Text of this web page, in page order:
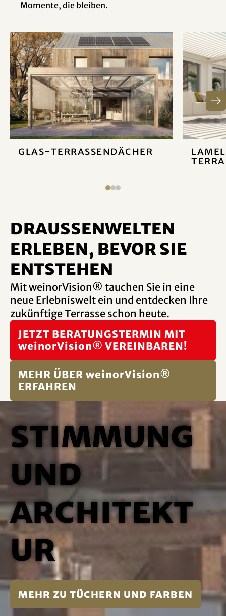
Momente, die bleiben.
Glas-Terrassendächer
DRAUSSENWELTEN
erleben, bevor sie
entstehen
Mit weinorVision® tauchen Sie in eine
neue Erlebniswelt ein und entdecken Ihre
zukünftige Terrasse schon heute.
JETZT BERATUNGSTERMIN MIT
weinorVision® VEREINBAREN!
MEHR ÜBER weinorVision®
ERFAHREN
Stimmung
und
Architekt
ur
mehr zu Tüchern und Farben